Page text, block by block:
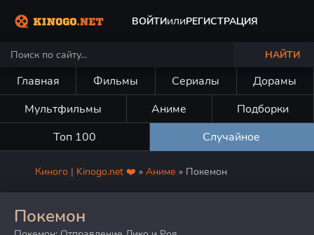
ВОЙТИилиРЕГИСТРАЦИЯ
НАЙТИ
Главная Фильмы Сериалы
Дорамы
Мультфильмы
Аниме
Подборки
Топ 100
Случайное
Киного | Kinogo.net ❤️ » Аниме » Покемон
Покемон